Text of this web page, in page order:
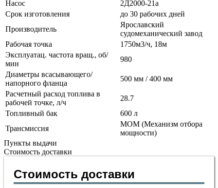
Насос
2Д2000-21а
Срок изготовления
до 30 рабочих дней
Производитель
Ярославский
судомеханический завод
Рабочая точка
1750м3/ч, 18м
Эксплуатац. частота вращ., об/
мин
980
Диаметры всасывающего/
напорного фланца
500 мм / 400 мм
Расчетный расход топлива в
рабочей точке, л/ч
28.7
Топливный бак
600 л
Трансмиссия
МОМ (Механизм отбора
мощности)
Пункты выдачи
Стоимость доставки
Стоимость доставки